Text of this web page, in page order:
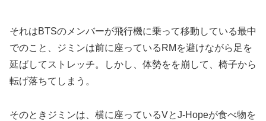
それはBTSのメンバーが飛行機に乗って移動している最中
でのこと、ジミンは前に座っているRMを避けながら足を
延ばしてストレッチ。しかし、体勢をを崩して、椅子から
転げ落ちてしまう。
そのときジミンは、横に座っているVとJ-Hopeが食べ物を